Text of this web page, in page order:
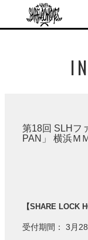
第18回 SLHフ
PAN」 横浜Ｍ
【SHARE LOCK
受付期間： 3月